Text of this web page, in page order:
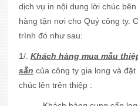
dịch vụ in nội dung lời chúc
hàng tận nơi cho Quý công ty.
trình đó như sau:
1/. Khách hàng mua mẫu
sẵn của công ty gia long và
chúc lên trên thiệp :